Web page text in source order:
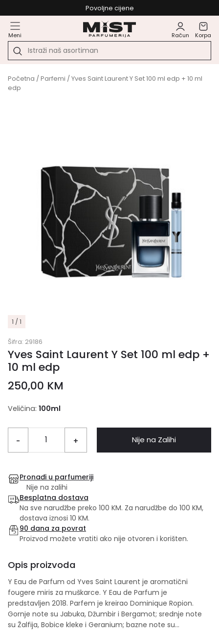
Povoljne cijene
Meni Račun Korpa
Početna /Parfemi / Yves Saint Laurent Y Set 100 ml edp + 10 ml
edp
1 / 1
Šifra: 29186
Yves Saint Laurent Y Set 100 ml edp +
10 ml edp
250,00 KM
Veličina: 100ml
- + Nije na Zalihi
Pronađi u parfumeriji
Nije na zalihi
Besplatna dostava
Na sve narudžbe preko 100 KM. Za narudžbe do 100 KM,
dostava iznosi 10 KM.
90 dana za povrat
Proizvod možete vratiti ako nije otvoren i korišten.
Opis proizvoda
Y Eau de Parfum od Yves Saint Laurent je aromatični
fougere miris za muškarce. Y Eau de Parfum je
predstavljen 2018. Parfem je kreirao Dominique Ropion.
Gornje note su Jabuka, Džumbir i Bergamot; srednje note
su Žalfija, Bobice kleke i Geranium; bazne note su